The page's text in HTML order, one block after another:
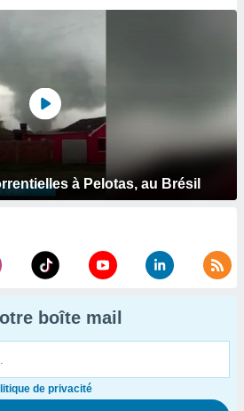
à Pelotas, au Brésil
boîte mail
de privacité